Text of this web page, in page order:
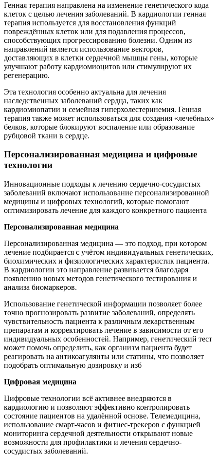
Генная терапия направлена на изменение генетического кода
клеток с целью лечения заболеваний. В кардиологии генная
терапия используется для восстановления функций
повреждённых клеток или для подавления процессов,
способствующих прогрессированию болезни. Одним из
направлений является использование векторов,
доставляющих в клетки сердечной мышцы гены, которые
улучшают работу кардиомиоцитов или стимулируют их
регенерацию.
Эта технология особенно актуальна для лечения
наследственных заболеваний сердца, таких как
кардиомиопатии и семейная гиперхолестеринемия. Генная
терапия также может использоваться для создания «лечебных»
белков, которые блокируют воспаление или образование
рубцовой ткани в сердце.
Персонализированная медицина и цифровые
технологии
Инновационные подходы к лечению сердечно-сосудистых
заболеваний включают использование персонализированной
медицины и цифровых технологий, которые помогают
оптимизировать лечение для каждого конкретного пациента
Персонализированная медицина
Персонализированная медицина — это подход, при котором
лечение подбирается с учётом индивидуальных генетических,
биохимических и физиологических характеристик пациента.
В кардиологии это направление развивается благодаря
появлению новых методов генетического тестирования и
анализа биомаркеров.
Использование генетической информации позволяет более
точно прогнозировать развитие заболеваний, определять
чувствительность пациента к различным лекарственным
препаратам и корректировать лечение в зависимости от его
индивидуальных особенностей. Например, генетический тест
может помочь определить, как организм пациента будет
реагировать на антикоагулянты или статины, что позволяет
подобрать оптимальную дозировку и изб
Цифровая медицина
Цифровые технологии всё активнее внедряются в
кардиологию и позволяют эффективно контролировать
состояние пациентов на удалённой основе. Телемедицина,
использование смарт-часов и фитнес-трекеров с функцией
мониторинга сердечной деятельности открывают новые
возможности для профилактики и лечения сердечно-
сосудистых заболеваний.